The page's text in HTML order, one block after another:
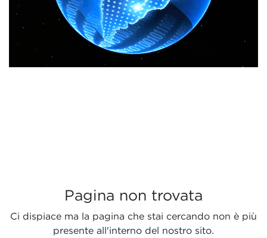
Pagina non trovata
Ci dispiace ma la pagina che stai cercando non è più
presente all'interno del nostro sito.